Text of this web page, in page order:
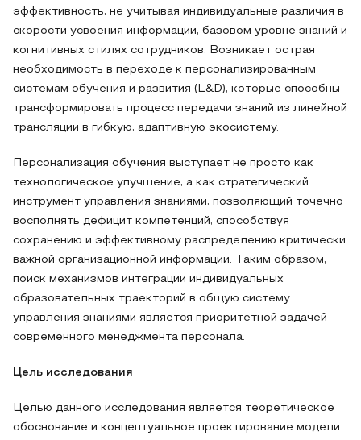
эффективность, не учитывая индивидуальные различия в
скорости усвоения информации, базовом уровне знаний и
когнитивных стилях сотрудников. Возникает острая
необходимость в переходе к персонализированным
системам обучения и развития (L&D), которые способны
трансформировать процесс передачи знаний из линейной
трансляции в гибкую, адаптивную экосистему.
Персонализация обучения выступает не просто как
технологическое улучшение, а как стратегический
инструмент управления знаниями, позволяющий точечно
восполнять дефицит компетенций, способствуя
сохранению и эффективному распределению критически
важной организационной информации. Таким образом,
поиск механизмов интеграции индивидуальных
образовательных траекторий в общую систему
управления знаниями является приоритетной задачей
современного менеджмента персонала.
Цель исследования
Целью данного исследования является теоретическое
обоснование и концептуальное проектирование модели